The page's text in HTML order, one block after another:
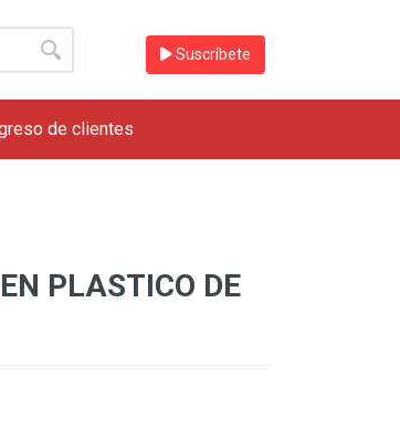
Suscríbete
de clientes
PLASTICO DE